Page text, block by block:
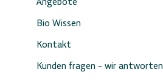
Bio Wissen
Kontakt
Kunden fragen - wir antworten